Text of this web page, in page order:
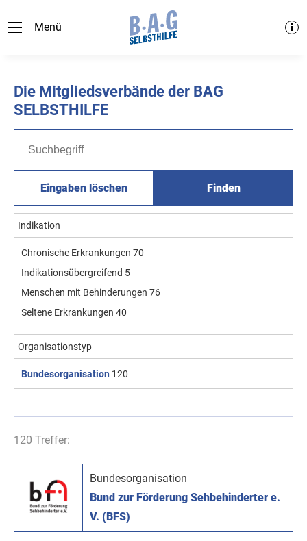
Menü
Die Mitgliedsverbände der BAG
SELBSTHILFE
Eingaben löschen Finden
Indikation
Chronische Erkrankungen 70
Indikationsübergreifend 5
Menschen mit Behinderungen 76
Seltene Erkrankungen 40
Organisationstyp
Bundesorganisation 120
120 Treffer:
Bundesorganisation
Bund zur Förderung Sehbehinderter e.
V. (BFS)